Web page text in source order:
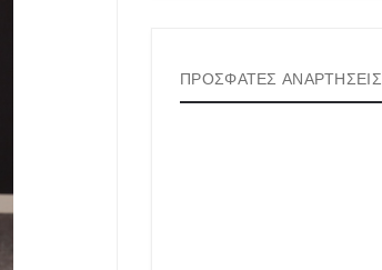
ΠΡΟΣΦΑΤΕΣ ΑΝΑΡΤΗΣΕΙΣ